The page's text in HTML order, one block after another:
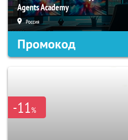
Agents Academy
Россия
Промокод
-11%